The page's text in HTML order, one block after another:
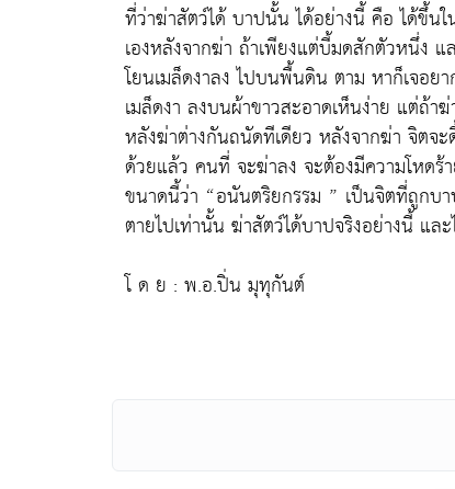
ที่ว่าฆ่าสัตว์ได้ บาปนั้น ได้อย่างนี้ คือ ได้ขึ้น
เองหลังจากฆ่า ถ้าเพียงแต่บี้มดสักตัวหนึ่ง
โยนเมล็ดงาลง ไปบนพื้นดิน ตาม หาก็เจอ
เมล็ดงา ลงบนผ้าขาวสะอาดเห็นง่าย แต่ถ้
หลังฆ่าต่างกันถนัดทีเดียว หลังจากฆ่า จิตจ
ด้วยแล้ว คนที่ จะฆ่าลง จะต้องมีความโหด
ขนาดนี้ว่า “อนันตริยกรรม ” เป็นจิตที่ถูกบ
ตายไปเท่านั้น ฆ่าสัตว์ได้บาปจริงอย่างนี้ แล
โ ด ย : พ.อ.ปิ่น มุทุกันต์